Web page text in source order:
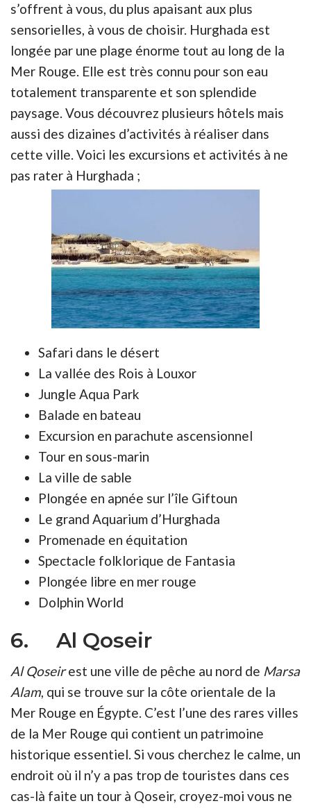
s’offrent à vous, du plus apaisant aux plus
sensorielles, à vous de choisir. Hurghada est
longée par une plage énorme tout au long de la
Mer Rouge. Elle est très connu pour son eau
totalement transparente et son splendide
paysage. Vous découvrez plusieurs hôtels mais
aussi des dizaines d’activités à réaliser dans
cette ville. Voici les excursions et activités à ne
pas rater à Hurghada ;
Safari dans le désert
La vallée des Rois à Louxor
Jungle Aqua Park
Balade en bateau
Excursion en parachute ascensionnel
Tour en sous-marin
La ville de sable
Plongée en apnée sur l’île Giftoun
Le grand Aquarium d’Hurghada
Promenade en équitation
Spectacle folklorique de Fantasia
Plongée libre en mer rouge
Dolphin World
6. Al Qoseir
Al Qoseirest une ville de pêche au nord de Marsa
Alam, qui se trouve sur la côte orientale de la
Mer Rouge en Égypte. C’est l’une des rares villes
de la Mer Rouge qui contient un patrimoine
historique essentiel. Si vous cherchez le calme, un
endroit où il n’y a pas trop de touristes dans ces
cas-là faite un tour à Qoseir, croyez-moi vous ne